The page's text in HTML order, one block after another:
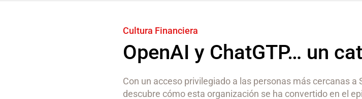
Cultura Financiera
OpenAI y ChatGTP… un
Con un acceso privilegiado a las personas más cercanas a
descubre cómo esta organización se ha convertido en el